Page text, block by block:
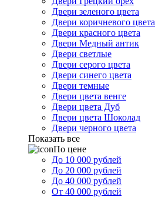
Двери зеленого цвета
Двери коричневого цвета
Двери красного цвета
Двери Медный антик
Двери светлые
Двери серого цвета
Двери синего цвета
Двери темные
Двери цвета венге
Двери цвета Дуб
Двери цвета Шоколад
Двери черного цвета
Показать все
По цене
До 10 000 рублей
До 20 000 рублей
До 40 000 рублей
От 40 000 рублей